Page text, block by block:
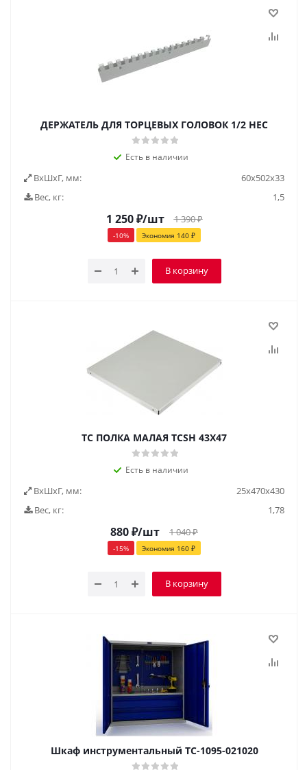
ДЕРЖАТЕЛЬ ДЛЯ ТОРЦЕВЫХ ГОЛОВОК 1/2 HEC
Есть в наличии
ВxШxГ, мм:
60x502x33
Вес, кг:
1,5
1 250₽/шт 1 390₽
-10% Экономия 140 ₽
В корзину
TC ПОЛКА МАЛАЯ TCSH 43Х47
Есть в наличии
ВxШxГ, мм:
25x470x430
Вес, кг:
1,78
880₽/шт 1 040₽
-15% Экономия 160 ₽
В корзину
Шкаф инструментальный TC-1095-021020